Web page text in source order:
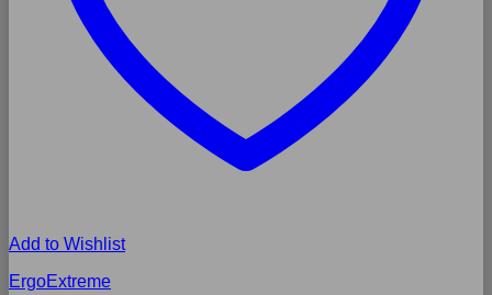
Add to Wishlist
ErgoExtreme